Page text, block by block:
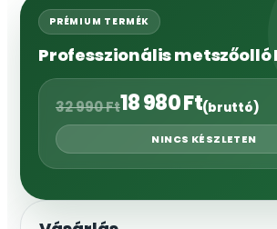
PRÉMIUM TERMÉK
Professzionális metszőolló
32 990Ft
Original
price
was:
18 980Ft
Current
price
is:
(bruttó)
NINCS KÉSZLETEN